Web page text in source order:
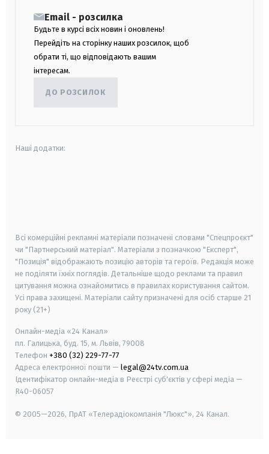
Email - розсилка
Будьте в курсі всіх новин і оновлень!
Перейдіть на сторінку наших розсилок, щоб
обрати ті, що відповідають вашим
інтересам.
ДО РОЗСИЛОК
Наші додатки:
Всі комерційні рекламні матеріали позначені словами "Спецпроєкт"
чи "Партнерський матеріал". Матеріали з позначкою "Експерт",
"Позиція" відображають позицію авторів та героїв. Редакція може
не поділяти їхніх поглядів. Детальніше щодо реклами та правил
цитування можна ознайомитись в правилах користування сайтом.
Усі права захищені. Матеріали сайту призначені для осіб старше 21
року (21+)
Онлайн-медіа «24 Канал»
пл. Галицька, буд. 15, м. Львів, 79008
Телефон +380 (32) 229-77-77
Адреса електронної пошти — legal@24tv.com.ua
Ідентифікатор онлайн-медіа в Реєстрі суб'єктів у сфері медіа —
R40-06057
© 2005—2026, ПрАТ «Телерадіокомпанія "Люкс"», 24 Канал.